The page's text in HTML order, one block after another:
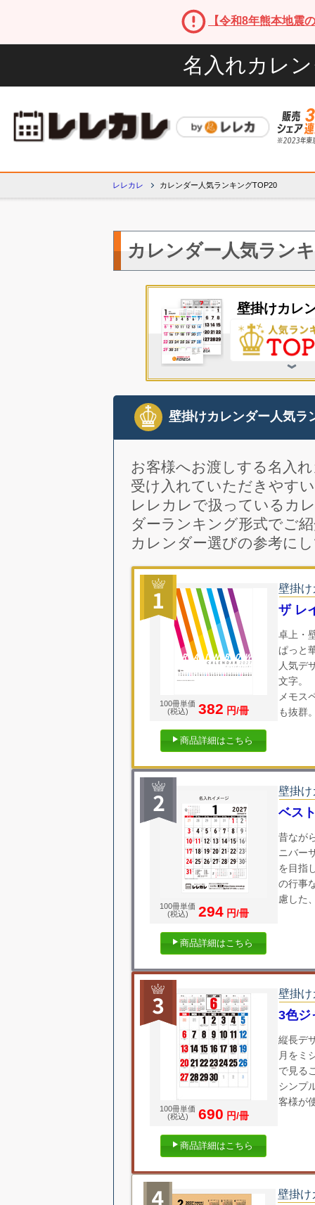
【令和8年熊本地震
名入れカレ
レレカレ カレンダー人気ランキングTOP20
カレンダー人気ラン
壁掛けカレ
壁掛けカレンダー人気ラ
お客様へお渡しする名入
受け入れていただきやす
レレカレで扱っているカ
ダーランキング形式でご
カレンダー選びの参考に
100冊単価
(税込)
382 円/冊
商品詳細はこちら
壁掛
ザ レ
卓上・
ぱっと
人気デ
文字。
メモス
も抜群
100冊単価
(税込)
294 円/冊
商品詳細はこちら
壁掛
ベス
昔なが
ニバー
を目指
の行事
慮した
100冊単価
(税込)
690 円/冊
商品詳細はこちら
壁掛
3色
縦長デ
月をミ
で見る
シンプ
客様が
壁掛け